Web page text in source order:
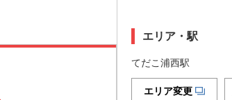
エリア・駅
てだこ浦西駅
エリア変更